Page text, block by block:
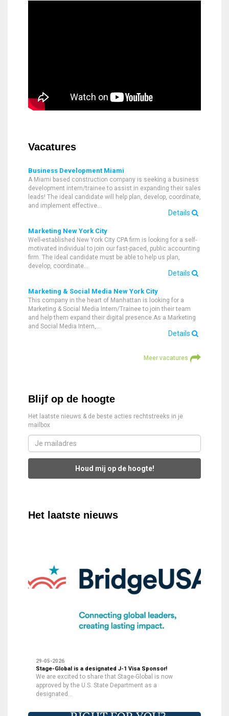
Vacatures
Business Development Miami
A Miami based construction company is seeking a business
development intern/trainee to assist in expanding their sales
leads! The ideal candidate will help plan, develop, coordinate,
and implement effective…
Details
Marketing New York City
Well-established New York City CPA firm is looking for a self-
motivated individual to join our fast-paced, public accounting
firm. The ideal candidate must be able to help us plan,
develop, coordinate…
Details
Marketing & Social Media New York City
This company in the heart of Manhattan is looking for a
Marketing & Social Media Intern/Trainee to join their team
and help them expand their digital presence.As a Marketing
and Social Media Intern,…
Details
Meer vacatures
Blijf op de hoogte
Het laatste nieuws & de beste acties rechtstreeks in je
mailbox
Houd mij op de hoogte!
Het laatste nieuws
29-05-2026
Stage-Global is a designated J-1 Visa Sponsor!
We are excited to share that Stage-Global is now
approved by the U.S. State Department as a
designated…